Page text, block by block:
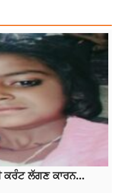
ਕਰੰਟ ਲੱਗਣ ਕਾਰਨ...